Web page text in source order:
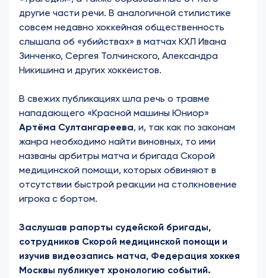
другие части речи. В аналогичной стилистике
совсем недавно хоккейная общественность
слышала об «убийствах» в матчах КХЛ Ивана
Зинченко, Сергея Толчинского, Александра
Никишина и других хоккеистов.
В свежих публикациях шла речь о травме
нападающего «Красной машины Юниор»
Артёма Султангареева, и, так как по законам
жанра необходимо найти виновных, то ими
названы арбитры матча и бригада Скорой
медицинской помощи, которых обвиняют в
отсутствии быстрой реакции на столкновение
игрока с бортом.
Заслушав рапорты судейской бригады,
сотрудников Скорой медицинской помощи и
изучив видеозапись матча, Федерация хоккея
Москвы публикует хронологию событий.